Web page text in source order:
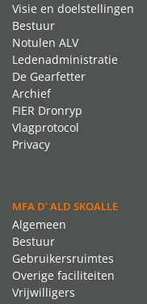
Visie en doelstellingen
Bestuur
Notulen ALV
Ledenadministratie
De Gearfetter
Archief
FIER Dronryp
Vlagprotocol
Privacy
MFA D' ALD SKOALLE
Algemeen
Bestuur
Gebruikersruimtes
Overige faciliteiten
Vrijwilligers